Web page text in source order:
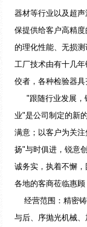
器材等行业以及超
保提供给客户高精
的理化性能、无损
工厂技术由有十几
佼者，各种检验器具
"跟随行业发展，
业"是公司制定的新
满意；以客户为关
扬"与时俱进，锐意
诚务实，执着不懈
各地的客商莅临惠顾
经营范围：精密铸
与后、序抛光机械、